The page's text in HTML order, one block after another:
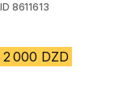
ID 8611613
2 000 DZD